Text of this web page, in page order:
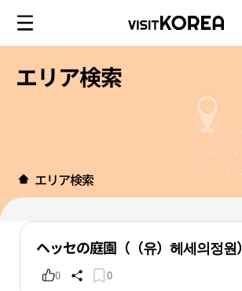
エリア検索
エリア検索
ヘッセの庭園（（유）헤세의정원）
0 0